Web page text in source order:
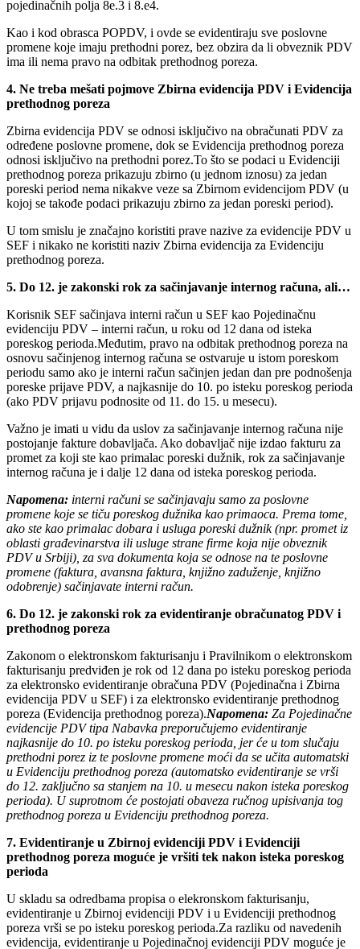
pojedinačnih polja 8e.3 i 8.e4.
Kao i kod obrasca POPDV, i ovde se evidentiraju sve poslovne
promene koje imaju prethodni porez, bez obzira da li obveznik PDV
ima ili nema pravo na odbitak prethodnog poreza.
4. Ne treba mešati pojmove Zbirna evidencija PDV i Evidencija
prethodnog poreza
Zbirna evidencija PDV se odnosi isključivo na obračunati PDV za
određene poslovne promene, dok se Evidencija prethodnog poreza
odnosi isključivo na prethodni porez.To što se podaci u Evidenciji
prethodnog poreza prikazuju zbirno (u jednom iznosu) za jedan
poreski period nema nikakve veze sa Zbirnom evidencijom PDV (u
kojoj se takođe podaci prikazuju zbirno za jedan poreski period).
U tom smislu je značajno koristiti prave nazive za evidencije PDV u
SEF i nikako ne koristiti naziv Zbirna evidencija za Evidenciju
prethodnog poreza.
5. Do 12. je zakonski rok za sačinjavanje internog računa, ali…
Korisnik SEF sačinjava interni račun u SEF kao Pojedinačnu
evidenciju PDV – interni račun, u roku od 12 dana od isteka
poreskog perioda.Međutim, pravo na odbitak prethodnog poreza na
osnovu sačinjenog internog računa se ostvaruje u istom poreskom
periodu samo ako je interni račun sačinjen jedan dan pre podnošenja
poreske prijave PDV, a najkasnije do 10. po isteku poreskog perioda
(ako PDV prijavu podnosite od 11. do 15. u mesecu).
Važno je imati u vidu da uslov za sačinjavanje internog računa nije
postojanje fakture dobavljača. Ako dobavljač nije izdao fakturu za
promet za koji ste kao primalac poreski dužnik, rok za sačinjavanje
internog računa je i dalje 12 dana od isteka poreskog perioda.
Napomena: interni računi se sačinjavaju samo za poslovne
promene koje se tiču poreskog dužnika kao primaoca. Prema tome,
ako ste kao primalac dobara i usluga poreski dužnik (npr. promet iz
oblasti građevinarstva ili usluge strane firme koja nije obveznik
PDV u Srbiji), za sva dokumenta koja se odnose na te poslovne
promene (faktura, avansna faktura, knjižno zaduženje, knjižno
odobrenje) sačinjavate interni račun.
6. Do 12. je zakonski rok za evidentiranje obračunatog PDV i
prethodnog poreza
Zakonom o elektronskom fakturisanju i Pravilnikom o elektronskom
fakturisanju predviđen je rok od 12 dana po isteku poreskog perioda
za elektronsko evidentiranje obračuna PDV (Pojedinačna i Zbirna
evidencija PDV u SEF) i za elektronsko evidentiranje prethodnog
poreza (Evidencija prethodnog poreza).Napomena: Za Pojedinačne
evidencije PDV tipa Nabavka preporučujemo evidentiranje
najkasnije do 10. po isteku poreskog perioda, jer će u tom slučaju
prethodni porez iz te poslovne promene moći da se učita automatski
u Evidenciju prethodnog poreza (automatsko evidentiranje se vrši
do 12. zaključno sa stanjem na 10. u mesecu nakon isteka poreskog
perioda). U suprotnom će postojati obaveza ručnog upisivanja tog
prethodnog poreza u Evidenciju prethodnog poreza.
7. Evidentiranje u Zbirnoj evidenciji PDV i Evidenciji
prethodnog poreza moguće je vršiti tek nakon isteka poreskog
perioda
U skladu sa odredbama propisa o elekronskom fakturisanju,
evidentiranje u Zbirnoj evidenciji PDV i u Evidenciji prethodnog
poreza vrši se po isteku poreskog perioda.Za razliku od navedenih
evidencija, evidentiranje u Pojedinačnoj evidenciji PDV moguće je